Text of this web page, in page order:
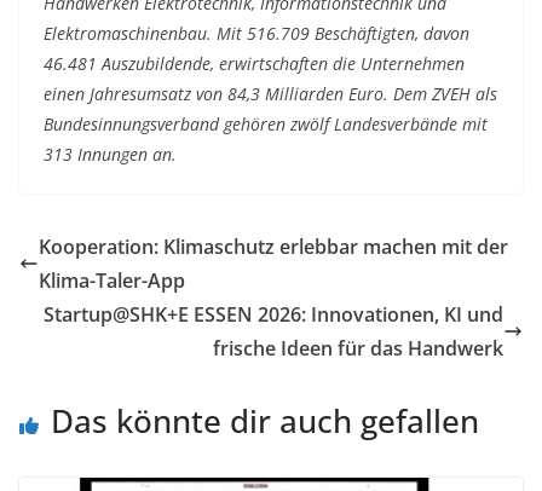
Elektromaschinenbau. Mit 516.709 Beschäftigten, davon
46.481 Auszubildende, erwirtschaften die Unternehmen
einen Jahresumsatz von 84,3 Milliarden Euro. Dem ZVEH als
Bundesinnungsverband gehören zwölf Landesverbände mit
313 Innungen an.
Kooperation: Klimaschutz erlebbar machen mit der
Klima-Taler-App
Startup@SHK+E ESSEN 2026: Innovationen, KI und
frische Ideen für das Handwerk
Das könnte dir auch gefallen